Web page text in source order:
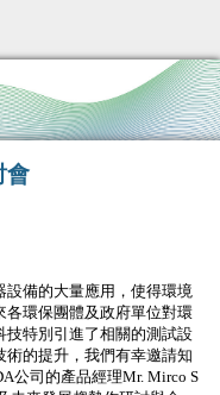
會
設備的大量應用，使得環境
各環保團體及政府單位對環
技特別引進了相關的測試設
的提升，我們有幸邀請知
公司的產品經理Mr. Mirco S